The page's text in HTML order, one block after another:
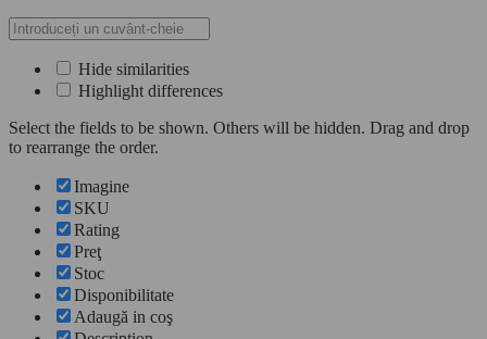
Hide similarities
Highlight differences
Select the fields to be shown. Others will be hidden. Drag and drop
to rearrange the order.
Imagine
SKU
Rating
Preţ
Stoc
Disponibilitate
Adaugă in coş